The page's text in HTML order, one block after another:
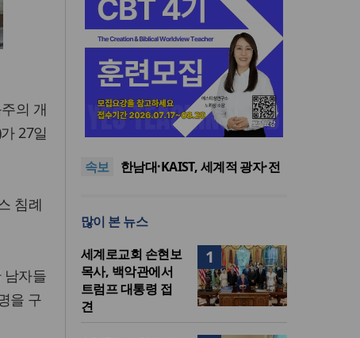
의 개
27일
침례
남자들
을 구
속보
느헤미야 연합기도회, ‘왕의 기
도’로 나라·한국교회·다음세대
세기총 “자유를 지키며 하나 된
시장 담은 로컬 매거진 ‘포항집’
한남대·KAIST, 세계적 광자·전
도’로 나라·한국교회·다음세대
세기총 “자유를 지키며 하나 된
희망의 미래를 향하여”
많이 본 뉴스
1
세계로교회 손현보
목사, 백악관에서
트럼프 대통령 접
견